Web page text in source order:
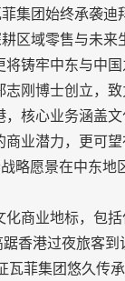
集团始终承袭
区域零售与未
铸牢中东与中
刚博士创立，
核心业务涵盖
业潜力，更可
略愿景在中东
商业地标，包
香港过夜旅客
瓦菲集团悠久传